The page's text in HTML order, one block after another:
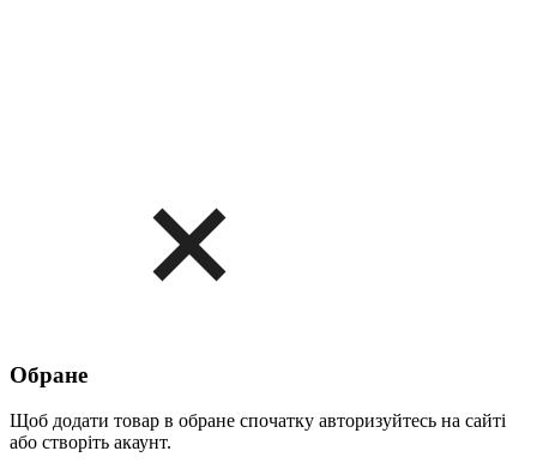
Обране
Щоб додати товар в обране спочатку авторизуйтесь на сайті
або створіть акаунт.